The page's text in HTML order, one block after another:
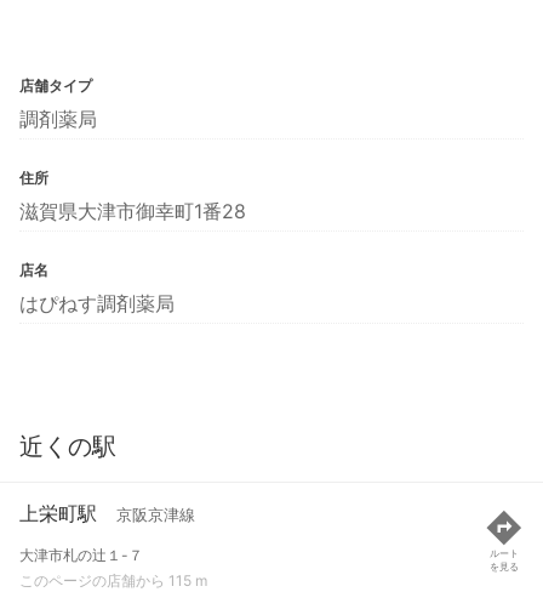
店舗タイプ
調剤薬局
住所
滋賀県大津市御幸町1番28
店名
はぴねす調剤薬局
近くの駅
上栄町駅 京阪京津線
大津市札の辻１-７
このページの店舗から 115 m
ルート
を見る